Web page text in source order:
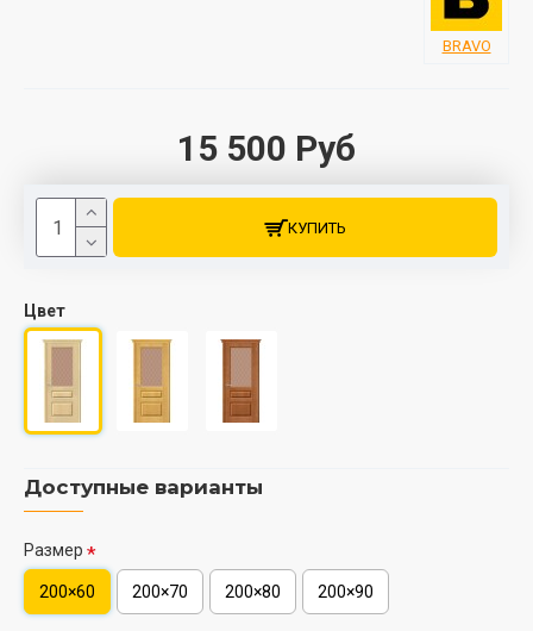
15 500 Руб
BRAVO
Цвет
Доступные варианты
Размер
200×60 200×70 200×80 200×90
КУПИТЬ